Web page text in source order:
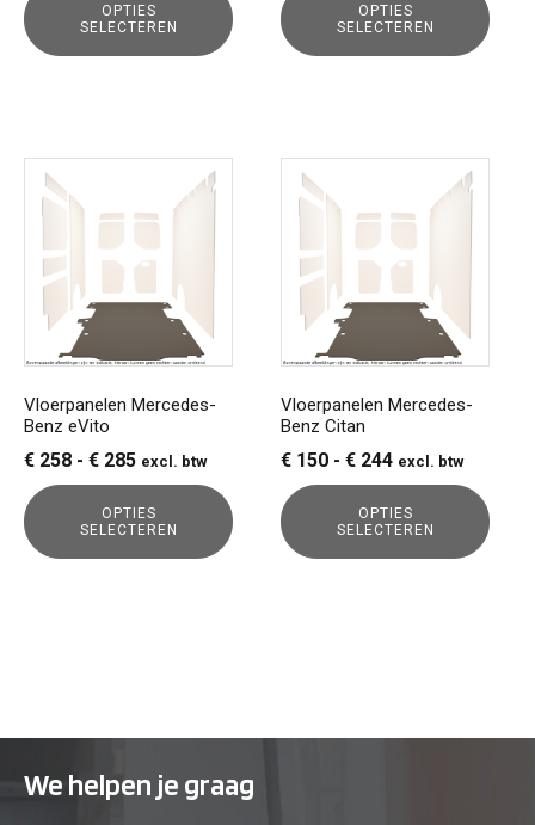
tot
OPTIES
SELECTEREN
productpagina
tot
OPTIES
SELECTEREN
productpagina
Vloerpanelen Mercedes-
Benz eVito
€ 258 - € 285Prijsklasse:
€ 258
tot
excl. btw
OPTIES
SELECTEREN
product
meerdere
variaties.
Deze
kan
gekozen
worden
op
de
productpagina
Vloerpanelen Mercedes-
Benz Citan
€ 150 - € 244Prijsklasse:
€ 150
tot
excl. btw
OPTIES
SELECTEREN
product
meerdere
variaties.
Deze
kan
gekozen
worden
op
de
productpagina
We helpen je graag